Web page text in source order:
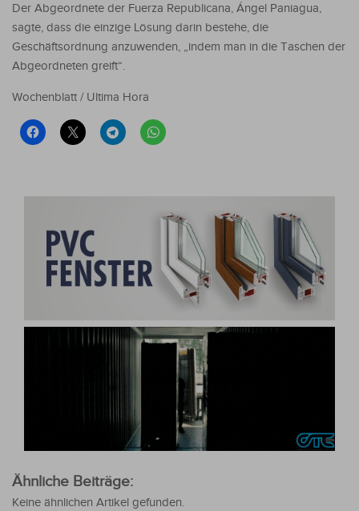
Der Abgeordnete der Fuerza Republicana, Ángel Paniagua,
sagte, dass die einzige Lösung darin bestehe, die
Geschäftsordnung anzuwenden, „indem man in die Taschen der
Abgeordneten greift“.
Wochenblatt / Ultima Hora
Ähnliche Beiträge:
Keine ähnlichen Artikel gefunden.